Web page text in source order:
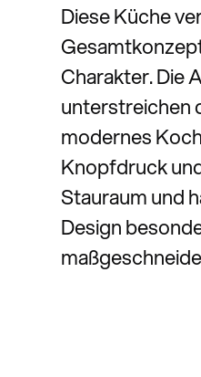
Diese Küche
Charakter. Die
unterstreichen
modernes
Knopfdruck
Stauraum und
Design